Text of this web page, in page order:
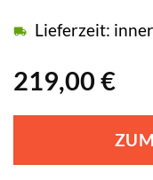
219,00 €
Lieferzeit: